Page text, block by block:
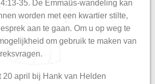
35. De Emmaüs-wandeling kan
worden met een kwartier stilte,
aan te gaan. Om u op weg te
om gebruik te maken van
20 april bij Hank van Helden